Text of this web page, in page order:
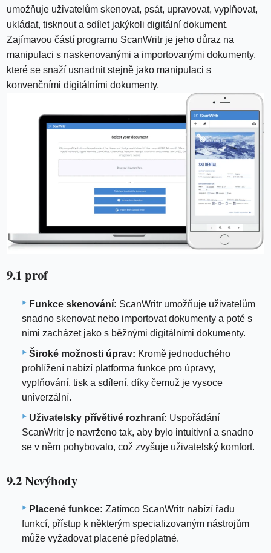
umožňuje uživatelům skenovat, psát, upravovat, vyplňovat,
ukládat, tisknout a sdílet jakýkoli digitální dokument.
Zajímavou částí programu ScanWritr je jeho důraz na
manipulaci s naskenovanými a importovanými dokumenty,
které se snaží usnadnit stejně jako manipulaci s
konvenčními digitálními dokumenty.
9.1 prof
Funkce skenování: ScanWritr umožňuje uživatelům
snadno skenovat nebo importovat dokumenty a poté s
nimi zacházet jako s běžnými digitálními dokumenty.
Široké možnosti úprav: Kromě jednoduchého
prohlížení nabízí platforma funkce pro úpravy,
vyplňování, tisk a sdílení, díky čemuž je vysoce
univerzální.
Uživatelsky přívětivé rozhraní: Uspořádání
ScanWritr je navrženo tak, aby bylo intuitivní a snadno
se v něm pohybovalo, což zvyšuje uživatelský komfort.
9.2 Nevýhody
Placené funkce: Zatímco ScanWritr nabízí řadu
funkcí, přístup k některým specializovaným nástrojům
může vyžadovat placené předplatné.